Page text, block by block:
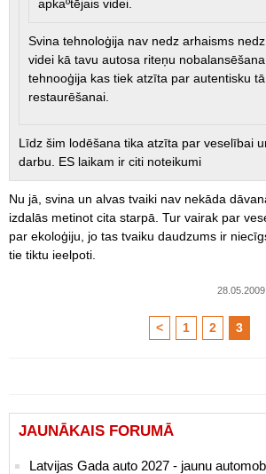
apkaºtējais videi.
Svina tehnoloģija nav nedz arhaisms
videi kā tavu autosa riteņu
tehnooģija kas tiek atzīta par autentisku
restaurēšanai.
Līdz šim lodēšana tika atzīta par veselībai
darbu. ES laikam ir citi noteikumi
Nu jā, svina un alvas tvaiki nav nekāda
izdalās metinot cita starpā. Tur vairak par
par ekoloģiju, jo tas tvaiku daudzums ir
tie tiktu ieelpoti.
28.05.2009
< 1 2 3
JAUNĀKAIS FORUMĀ
Latvijas Gada auto 2027 - jaunu